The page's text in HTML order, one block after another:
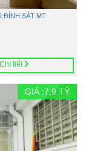
ĐỈNH SÁT MT
Chi tiết
GIÁ :7,9 TỶ